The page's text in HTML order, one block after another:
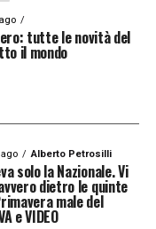
tutte le novità del
il mondo
Alberto Petrosilli
solo la Nazionale. Vi
dietro le quinte
male del
e VIDEO